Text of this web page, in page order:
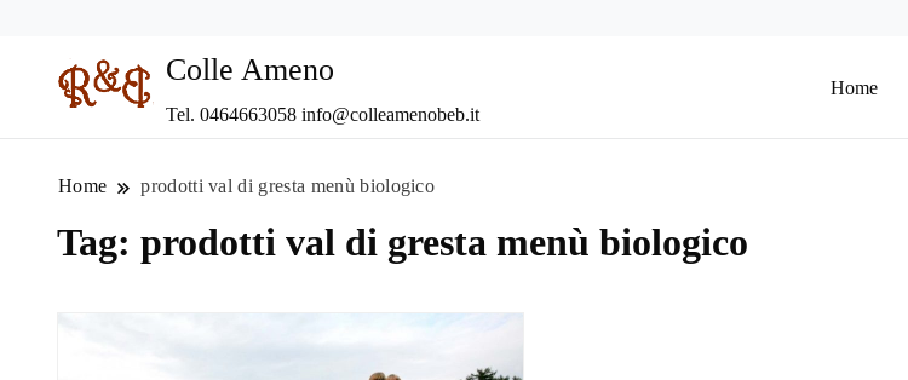
Colle Ameno
Tel. 0464663058 info@colleamenobeb.it
Home
Home prodotti val di gresta menù biologico
Tag: prodotti val di gresta menù biologico